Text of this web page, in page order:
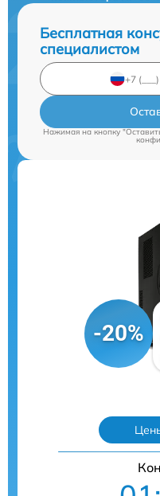
Бесплатная
специалистом
Нажимая на кнопку
-20%